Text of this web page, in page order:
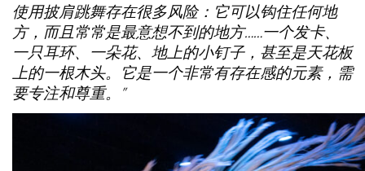
使用披肩跳舞存在很多风险：它可以钩住任何地
方，而且常常是最意想不到的地方……一个发卡、
一只耳环、一朵花、地上的小钉子，甚至是天花板
上的一根木头。它是一个非常有存在感的元素，需
要专注和尊重。”